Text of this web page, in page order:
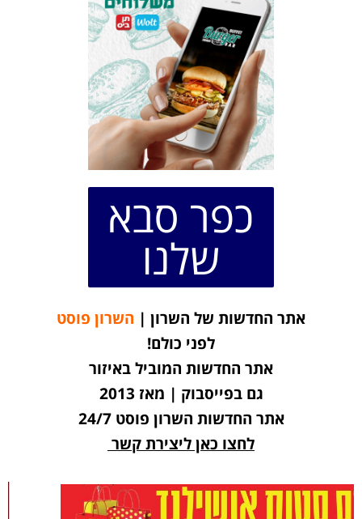
כפר סבא
שלנו
אתר החדשות של השרון | השרון פוסט
לפני כולם!
אתר החדשות המוביל באיזור
גם בפייסבוק | מאז 2013
אתר החדשות השרון פוסט 24/7
לחצו כאן ליצירת קשר